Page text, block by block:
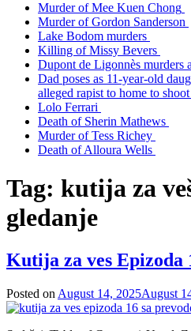
Murder of Mee Kuen Chong
Murder of Gordon Sanderson
Lake Bodom murders
Killing of Missy Bevers
Dupont de Ligonnès murders
Dad poses as 11-year-old
alleged rapist to home to
Lolo Ferrari
Death of Sherin Mathews
Murder of Tess Richey
Death of Alloura Wells
Tag: kutija za
gledanje
Kutija za ves Epizoda
Posted on August 14, 2025August